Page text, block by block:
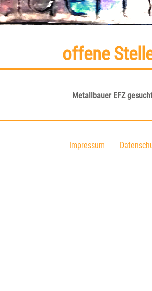
offene
Metallbauer EFZ
Impressum